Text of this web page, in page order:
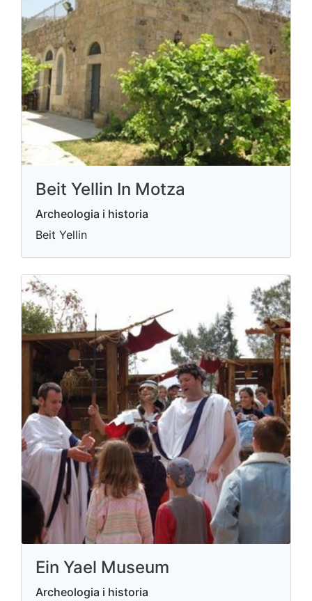
Beit Yellin In Motza
Archeologia i historia
Beit Yellin
Ein Yael Museum
Archeologia i historia